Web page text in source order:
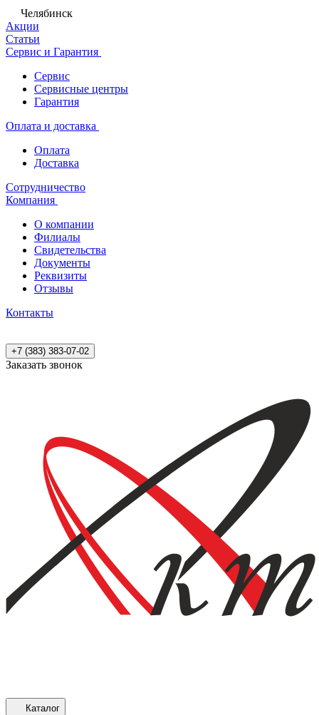
Челябинск
Акции
Статьи
Сервис и Гарантия
Сервис
Сервисные центры
Гарантия
Оплата и доставка
Оплата
Доставка
Сотрудничество
Компания
О компании
Филиалы
Свидетельства
Документы
Реквизиты
Отзывы
Контакты
+7 (383) 383-07-02
Заказать звонок
Каталог